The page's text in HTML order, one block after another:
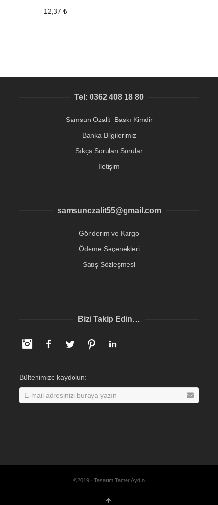
12,37 ₺
Tel: 0362 408 18 80
Samsun Ozalit Baskı Kimdir
Banka Bilgilerimiz
Sıkça Sorulan Sorular
İletişim
samsunozalit55@gmail.com
Gönderim ve Kargo
Ödeme Seçenekleri
Satış Sözleşmesi
Bizi Takip Edin…
InstagramFacebookTwitter Pinterest
Bültenimize kaydolun:
©2019 · Tasarım Tamer Aydın